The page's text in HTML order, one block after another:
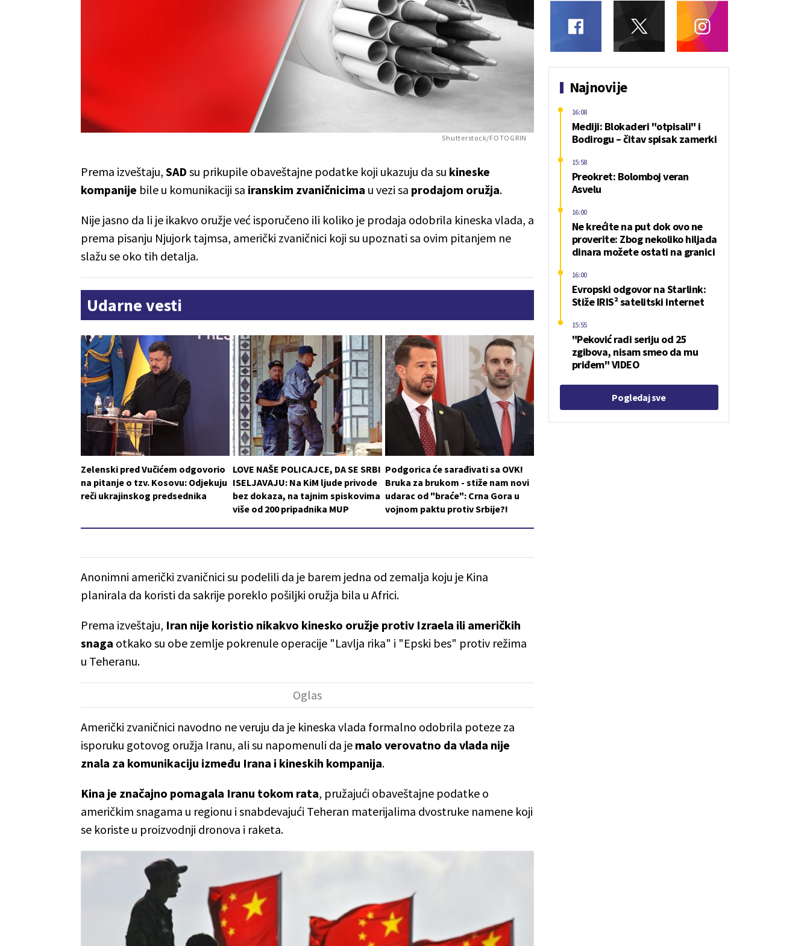
Shutterstock/FOTOGRIN
Prema izveštaju, SAD su prikupile obaveštajne podatke koji ukazuju da su kineske
kompanije bile u komunikaciji sa iranskim zvaničnicima u vezi sa prodajom oružja.
Nije jasno da li je ikakvo oružje već isporučeno ili koliko je prodaja odobrila kineska vlada, a
prema pisanju Njujork tajmsa, američki zvaničnici koji su upoznati sa ovim pitanjem ne
slažu se oko tih detalja.
Udarne vesti
Zelenski pred Vučićem odgovorio
na pitanje o tzv. Kosovu: Odjekuju
reči ukrajinskog predsednika
LOVE NAŠE POLICAJCE, DA SE SRBI
ISELJAVAJU: Na KiM ljude privode
bez dokaza, na tajnim spiskovima
više od 200 pripadnika MUP
Podgorica će sarađivati sa OVK!
Bruka za brukom - stiže nam novi
udarac od "braće": Crna Gora u
vojnom paktu protiv Srbije?!
Anonimni američki zvaničnici su podelili da je barem jedna od zemalja koju je Kina
planirala da koristi da sakrije poreklo pošiljki oružja bila u Africi.
Prema izveštaju, Iran nije koristio nikakvo kinesko oružje protiv Izraela ili američkih
snaga otkako su obe zemlje pokrenule operacije "Lavlja rika" i "Epski bes" protiv režima
u Teheranu.
Američki zvaničnici navodno ne veruju da je kineska vlada formalno odobrila poteze za
isporuku gotovog oružja Iranu, ali su napomenuli da je malo verovatno da vlada nije
znala za komunikaciju između Irana i kineskih kompanija.
Kina je značajno pomagala Iranu tokom rata, pružajući obaveštajne podatke o
američkim snagama u regionu i snabdevajući Teheran materijalima dvostruke namene koji
se koriste u proizvodnji dronova i raketa.
Najnovije
Mediji: Blokaderi "otpisali" i
Bodirogu – čitav spisak zamerki
16:08
Preokret: Bolomboj veran
Asvelu
15:58
Ne krećite na put dok ovo ne
proverite: Zbog nekoliko hiljada
dinara možete ostati na granici
16:00
Evropski odgovor na Starlink:
Stiže IRIS² satelitski internet
16:00
"Peković radi seriju od 25
zgibova, nisam smeo da mu
priđem" VIDEO
15:55
Pogledaj sve